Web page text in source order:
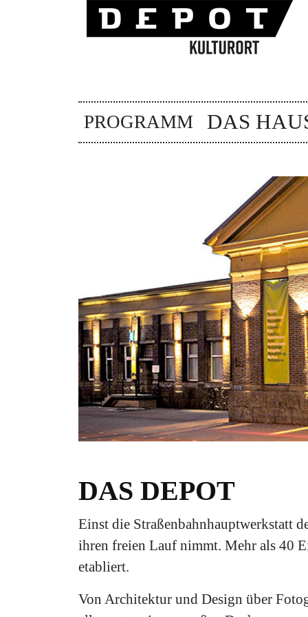
PROGRAMM DAS
DAS DEPOT
Einst die Straßenbahnhauptwerkstatt
ihren freien Lauf nimmt. Mehr als 40
etabliert.
Von Architektur und Design über